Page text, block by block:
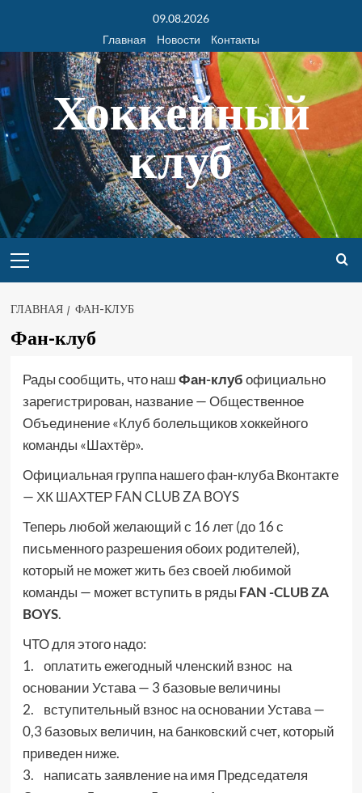
09.08.2026
Главная
Новости Контакты
Хоккейный
клуб
ГЛАВНАЯ ФАН-КЛУБ
Фан-клуб
Рады сообщить, что нашФан-клубофициально
зарегистрирован, название — Общественное
Объединение «Клуб болельщиков хоккейного
команды «Шахтёр».
Официальная группа нашего фан-клуба Вконтакте
— ХК ШАХТЕР FAN CLUB ZA BOYS
Теперь любой желающий с 16 лет (до 16 с
письменного разрешения обоих родителей),
который не может жить без своей любимой
команды — может вступить в ряды FAN -CLUB ZA
BOYS.
ЧТО для этого надо:
1. оплатить ежегодный членский взнос на
основании Устава — 3 базовые величины
2. вступительный взнос на основании Устава —
0,3 базовых величин, на банковский счет, который
приведен ниже.
3. написать заявление на имя Председателя